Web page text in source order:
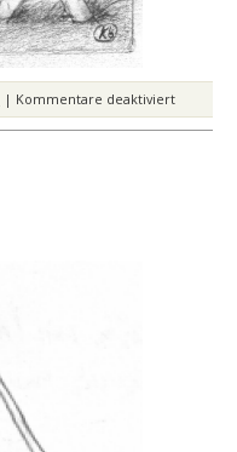
| Kommentare deaktiviertfür